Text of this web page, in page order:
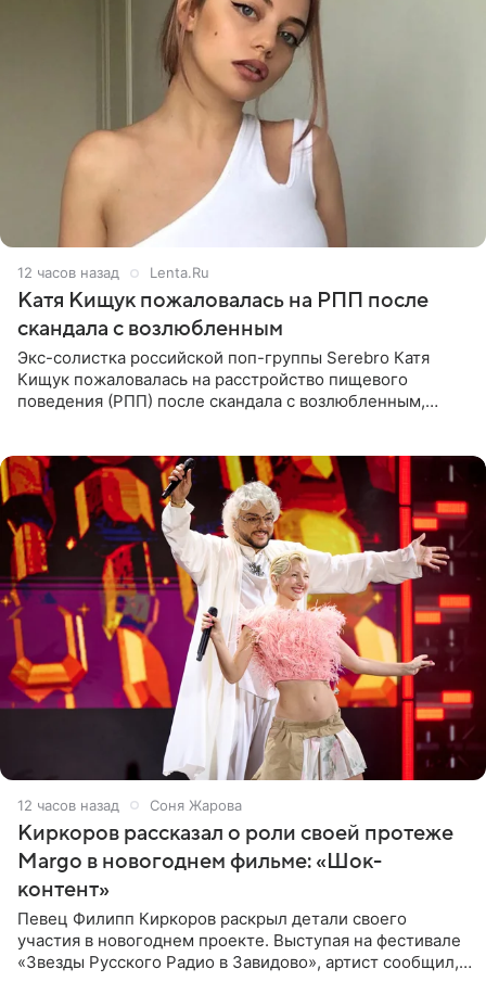
12 часов назад Lenta.Ru
Катя Кищук пожаловалась на РПП после
скандала с возлюбленным
Экс-солистка российской поп-группы Serebro Катя
Кищук пожаловалась на расстройство пищевого
поведения (РПП) после скандала с возлюбленным,
12 часов назад Соня Жарова
Киркоров рассказал о роли своей протеже
Margo в новогоднем фильме: «Шок-
контент»
Певец Филипп Киркоров раскрыл детали своего
участия в новогоднем проекте. Выступая на фестивале
«Звезды Русского Радио в Завидово», артист сообщил,